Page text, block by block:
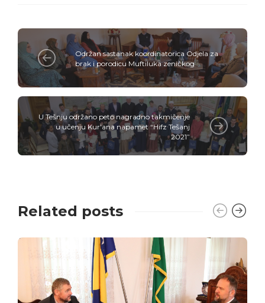
Održan sastanak koordinatorica Odjela za
brak i porodicu Muftiluka zeničkog
U Tešnju održano peto nagradno takmičenje
u učenju Kur'ana napamet “Hifz Tešanj
2021”
Related posts